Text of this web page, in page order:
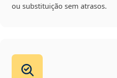
ou substituição sem atrasos.